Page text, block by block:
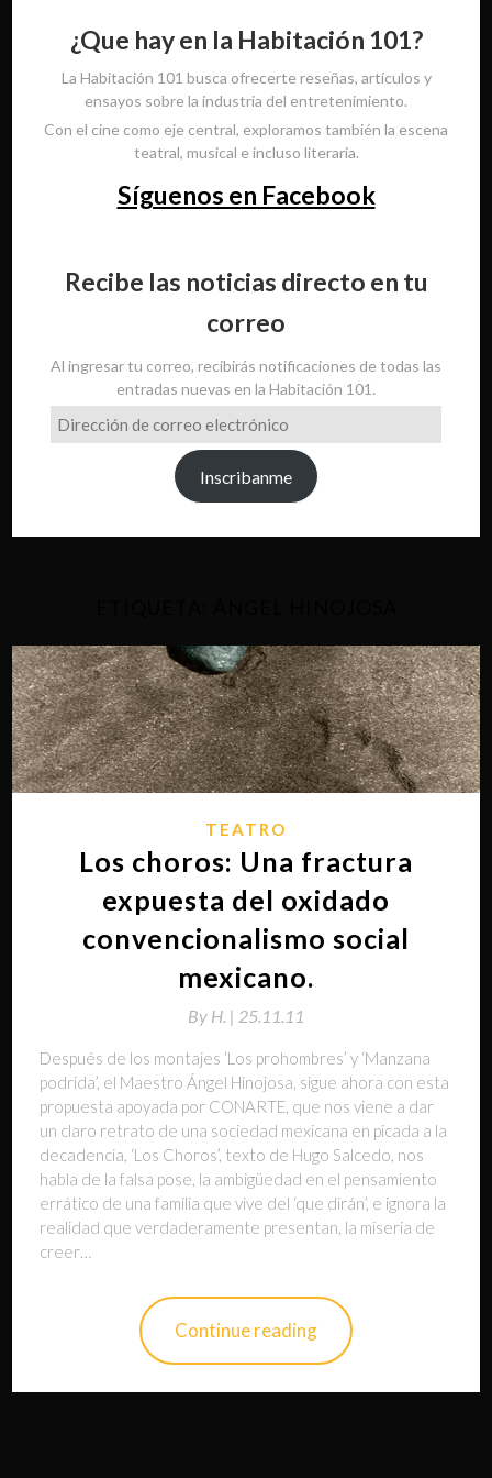
¿Que hay en la Habitación 101?
La Habitación 101 busca ofrecerte reseñas, artículos y
ensayos sobre la industria del entretenimiento.
Con el cine como eje central, exploramos también la escena
teatral, musical e incluso literaria.
Síguenos en Facebook
Recibe las noticias directo en tu
correo
Al ingresar tu correo, recibirás notificaciones de todas las
entradas nuevas en la Habitación 101.
Dirección
de
Inscribanme
TEATRO
Los choros: Una fractura
expuesta del oxidado
convencionalismo social
mexicano.
By H. | 25.11.11
Después de los montajes ‘Los prohombres’ y ‘Manzana
podrida’, el Maestro Ángel Hinojosa, sigue ahora con esta
propuesta apoyada por CONARTE, que nos viene a dar
un claro retrato de una sociedad mexicana en picada a la
decadencia, ‘Los Choros’, texto de Hugo Salcedo, nos
habla de la falsa pose, la ambigüedad en el pensamiento
errático de una familia que vive del ‘que dirán’, e ignora la
realidad que verdaderamente presentan, la miseria de
creer…
Continue reading